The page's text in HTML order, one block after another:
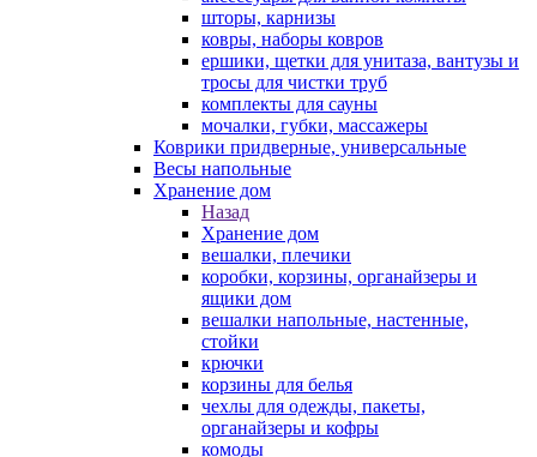
шторы, карнизы
ковры, наборы ковров
ершики, щетки для унитаза, вантузы и
тросы для чистки труб
комплекты для сауны
мочалки, губки, массажеры
Коврики придверные, универсальные
Весы напольные
Хранение дом
Назад
Хранение дом
вешалки, плечики
коробки, корзины, органайзеры и
ящики дом
вешалки напольные, настенные,
стойки
крючки
корзины для белья
чехлы для одежды, пакеты,
органайзеры и кофры
комоды